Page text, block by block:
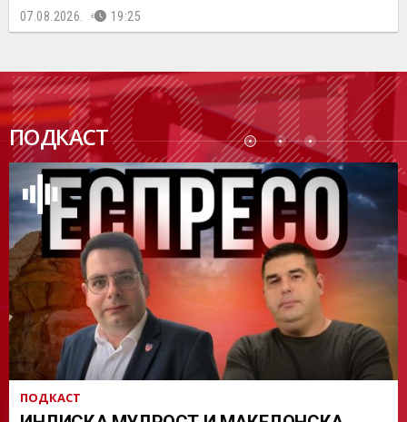
07.08.2026. 19:25
ПОДКАСТ
ПОДК
АСТ
ПОДКАСТ